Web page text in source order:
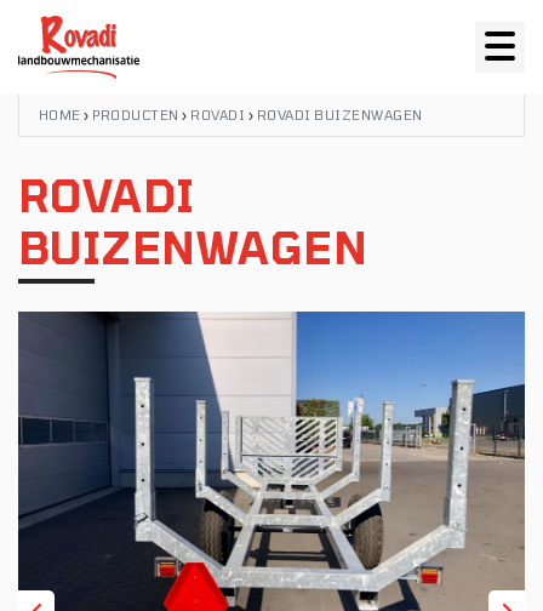
HOME › PRODUCTEN › ROVADI › ROVADI BUIZENWAGEN
ROVADI
BUIZENWAGEN